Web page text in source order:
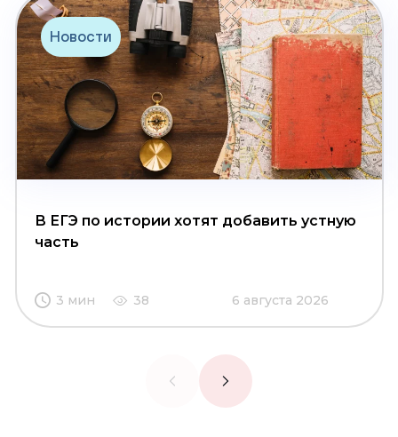
Новости
В ЕГЭ по истории хотят добавить устную
часть
3 мин 38 6 августа 2026